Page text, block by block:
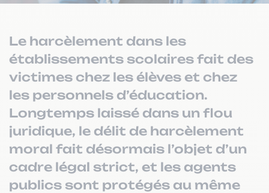
Le harcèlement dans les
établissements scolaires fait des
victimes chez les élèves et chez
les personnels d’éducation.
Longtemps laissé dans un flou
juridique, le délit de harcèlement
moral fait désormais l’objet d’un
cadre légal strict, et les agents
publics sont protégés au même